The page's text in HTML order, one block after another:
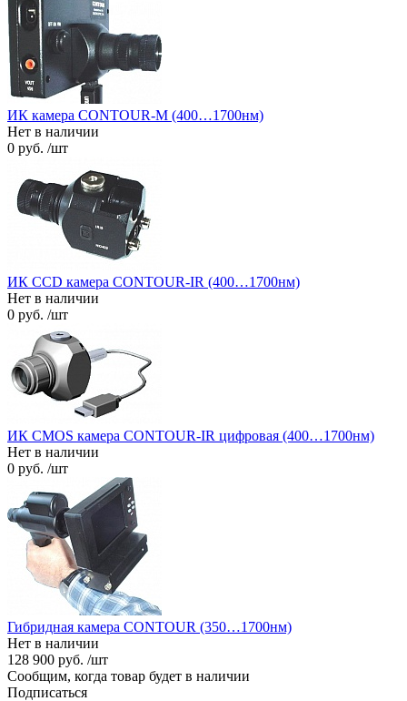
ИК камера CONTOUR-M (400…1700нм)
Нет в наличии
0 руб. /шт
ИК CCD камера CONTOUR-IR (400…1700нм)
Нет в наличии
0 руб. /шт
ИК CMOS камера CONTOUR-IR цифровая (400…1700нм)
Нет в наличии
0 руб. /шт
Гибридная камера CONTOUR (350…1700нм)
Нет в наличии
128 900 руб. /шт
Сообщим, когда товар будет в наличии
Подписаться